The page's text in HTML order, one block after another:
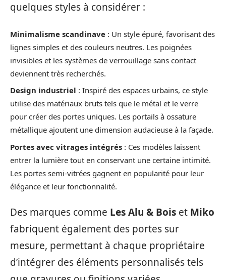
quelques styles à considérer :
Minimalisme scandinave : Un style épuré, favorisant des
lignes simples et des couleurs neutres. Les poignées
invisibles et les systèmes de verrouillage sans contact
deviennent très recherchés.
Design industriel : Inspiré des espaces urbains, ce style
utilise des matériaux bruts tels que le métal et le verre
pour créer des portes uniques. Les portails à ossature
métallique ajoutent une dimension audacieuse à la façade.
Portes avec vitrages intégrés : Ces modèles laissent
entrer la lumière tout en conservant une certaine intimité.
Les portes semi-vitrées gagnent en popularité pour leur
élégance et leur fonctionnalité.
Des marques comme Les Alu & Bois et Miko
fabriquent également des portes sur
mesure, permettant à chaque propriétaire
d’intégrer des éléments personnalisés tels